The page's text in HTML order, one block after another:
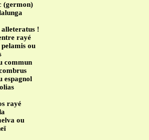
(germon)
!
rayé
ou
commun
espagnol
rayé
ou